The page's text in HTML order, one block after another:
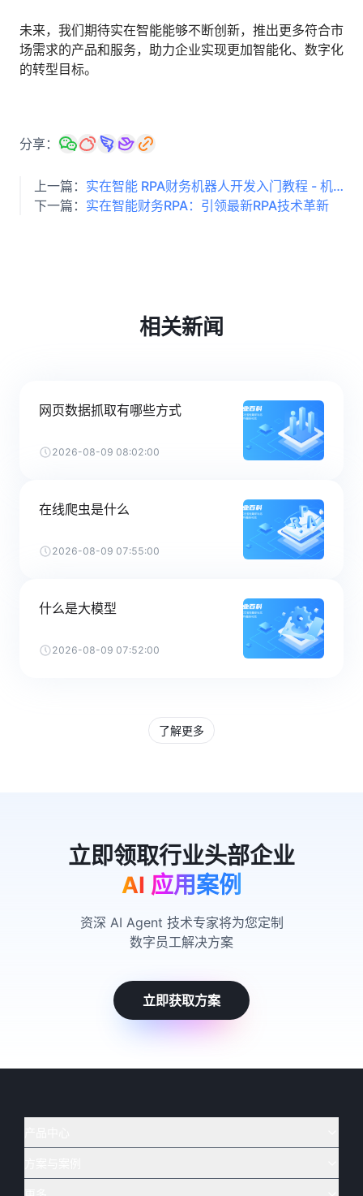
未来，我们期待实在智能能够不断创新，推出更多符合市
场需求的产品和服务，助力企业实现更加智能化、数字化
的转型目标。
分享：
上一篇：
实在智能 RPA财务机器人开发入门教程 - 机器人流程自动化实战指南
下一篇： 实在智能财务RPA：引领最新RPA技术革新
相关新闻
网页数据抓取有哪些方式
2026-08-09 08:02:00
在线爬虫是什么
2026-08-09 07:55:00
什么是大模型
2026-08-09 07:52:00
了解更多
AI 应用案例
资深 AI Agent 技术专家将为您定制
数字员工解决方案
立即获取方案